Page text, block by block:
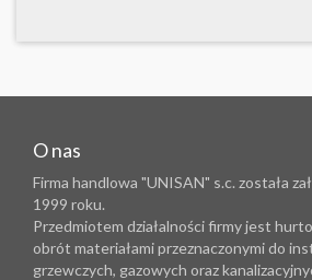
O nas
Firma handlowa "UNISAN" s.c. została
1999 roku.
Przedmiotem działalności firmy jest
obrót materiałami przeznaczonymi do
grzewczych, gazowych oraz